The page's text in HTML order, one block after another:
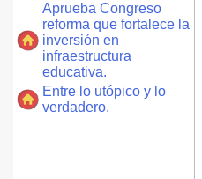
Aprueba Congreso
reforma que fortalece la
inversión en
infraestructura
educativa.
Entre lo utópico y lo
verdadero.